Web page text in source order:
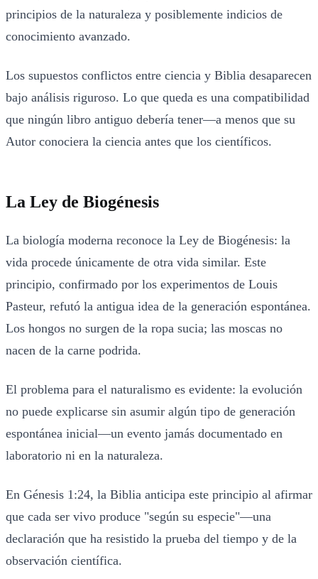
principios de la naturaleza y posiblemente indicios de
conocimiento avanzado.
Los supuestos conflictos entre ciencia y Biblia desaparecen
bajo análisis riguroso. Lo que queda es una compatibilidad
que ningún libro antiguo debería tener—a menos que su
Autor conociera la ciencia antes que los científicos.
La Ley de Biogénesis
La biología moderna reconoce la Ley de Biogénesis: la
vida procede únicamente de otra vida similar. Este
principio, confirmado por los experimentos de Louis
Pasteur, refutó la antigua idea de la generación espontánea.
Los hongos no surgen de la ropa sucia; las moscas no
nacen de la carne podrida.
El problema para el naturalismo es evidente: la evolución
no puede explicarse sin asumir algún tipo de generación
espontánea inicial—un evento jamás documentado en
laboratorio ni en la naturaleza.
En Génesis 1:24, la Biblia anticipa este principio al afirmar
que cada ser vivo produce "según su especie"—una
declaración que ha resistido la prueba del tiempo y de la
observación científica.